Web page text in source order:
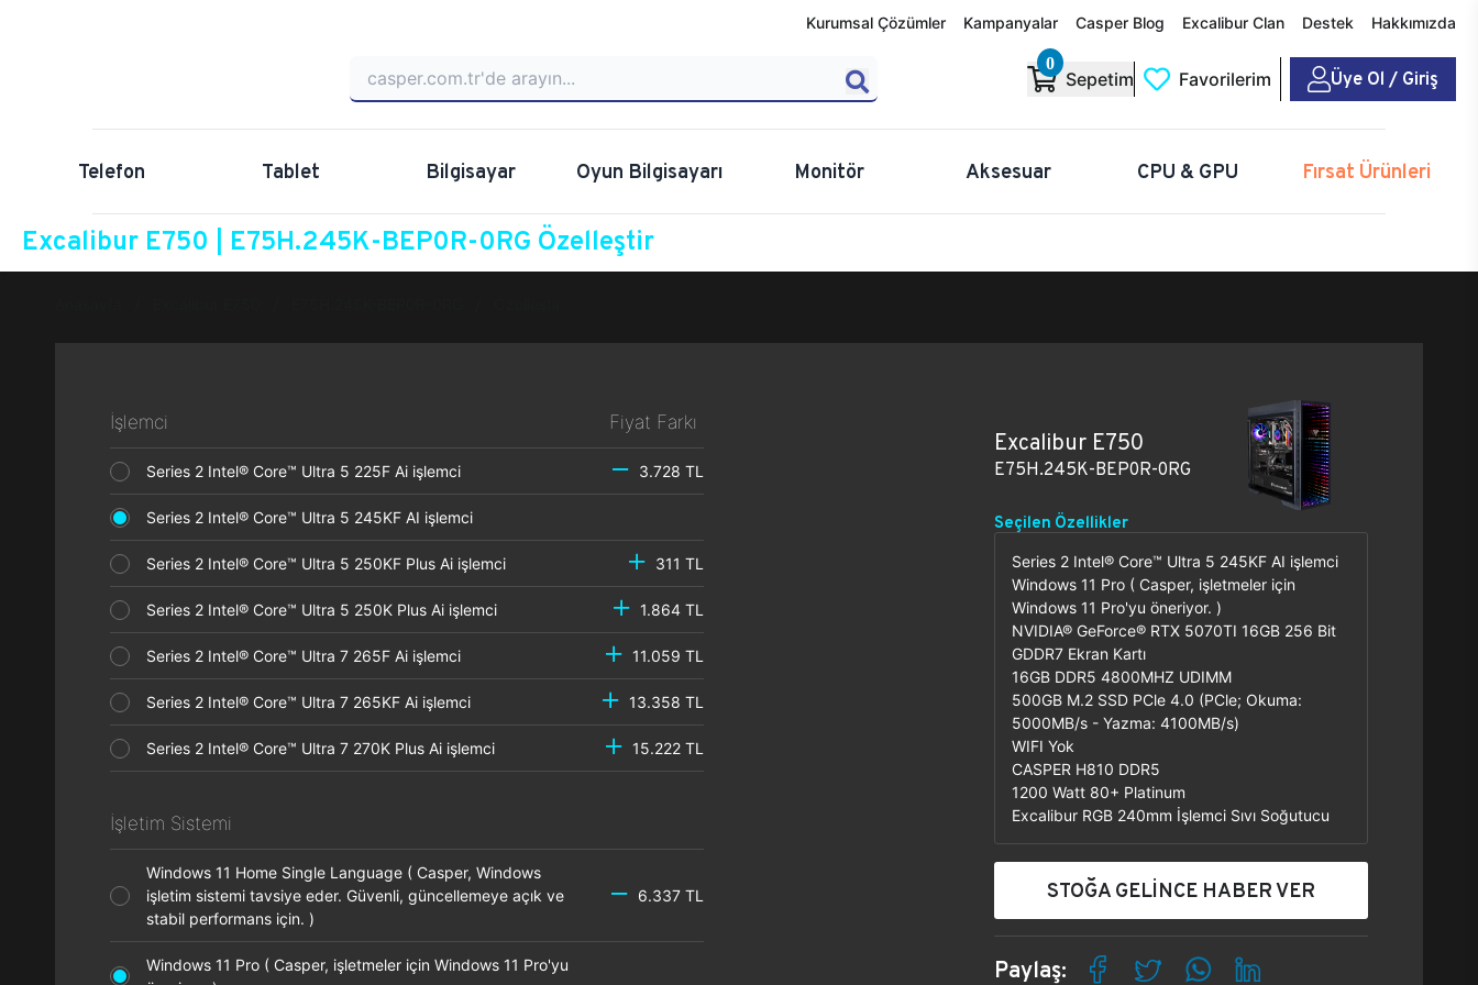
Kurumsal Çözümler Kampanyalar Casper Blog Excalibur Clan Destek Hakkımızda
0
Sepetim Favorilerim Üye Ol / Giriş
Telefon Tablet Bilgisayar Oyun Bilgisayarı Monitör Aksesuar CPU & GPU Fırsat Ürünleri
Excalibur E750 | E75H.245K-BEP0R-0RG Özelleştir
İşlemci Fiyat Farkı
Series 2 Intel® Core™ Ultra 5 225F Ai işlemci 3.728 TL
Series 2 Intel® Core™ Ultra 5 245KF AI işlemci
Series 2 Intel® Core™ Ultra 5 250KF Plus Ai işlemci 311 TL
Series 2 Intel® Core™ Ultra 5 250K Plus Ai işlemci 1.864 TL
Series 2 Intel® Core™ Ultra 7 265F Ai işlemci 11.059 TL
Series 2 Intel® Core™ Ultra 7 265KF Ai işlemci 13.358 TL
Series 2 Intel® Core™ Ultra 7 270K Plus Ai işlemci 15.222 TL
İşletim Sistemi
Windows 11 Home Single Language ( Casper, Windows
işletim sistemi tavsiye eder. Güvenli, güncellemeye açık ve
stabil performans için. )
6.337 TL
Windows 11 Pro ( Casper, işletmeler için Windows 11 Pro'yu
Excalibur E750
E75H.245K-BEP0R-0RG
Seçilen Özellikler
Series 2 Intel® Core™ Ultra 5 245KF AI işlemci
Windows 11 Pro ( Casper, işletmeler için
Windows 11 Pro'yu öneriyor. )
NVIDIA® GeForce® RTX 5070TI 16GB 256 Bit
GDDR7 Ekran Kartı
16GB DDR5 4800MHZ UDIMM
500GB M.2 SSD PCle 4.0 (PCle; Okuma:
5000MB/s - Yazma: 4100MB/s)
WIFI Yok
CASPER H810 DDR5
1200 Watt 80+ Platinum
Excalibur RGB 240mm İşlemci Sıvı Soğutucu
STOĞA GELİNCE HABER VER
Paylaş: